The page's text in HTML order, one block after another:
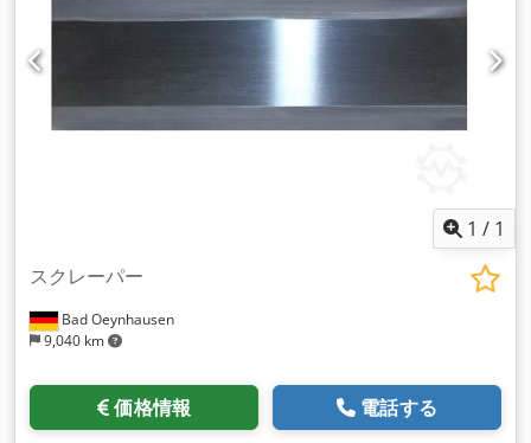
1 / 1
Bad Oeynhausen
9,040 km
スクレーパー
価格情報 電話する